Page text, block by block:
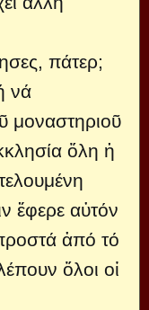
πάτερ;
νά
μοναστηριοῦ
ὅλη ἡ
ἔφερε αὐτόν
ἀπό τό
ὅλοι οἱ